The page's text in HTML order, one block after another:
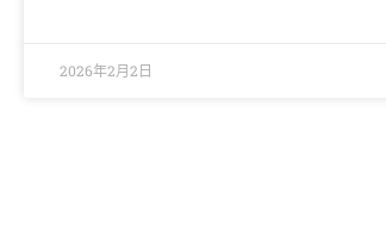
2026年2月2日